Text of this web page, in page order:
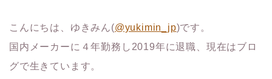
こんにちは、ゆきみん(@yukimin_jp)です。
国内メーカーに４年勤務し2019年に退職、現在はブロ
グで生きています。